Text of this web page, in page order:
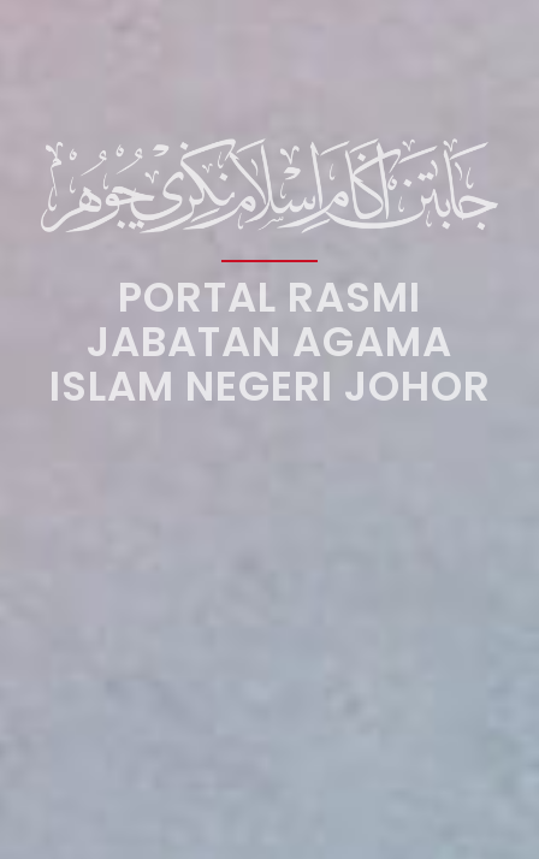
PORTAL RASMI
JABATAN AGAMA
ISLAM NEGERI JOHOR